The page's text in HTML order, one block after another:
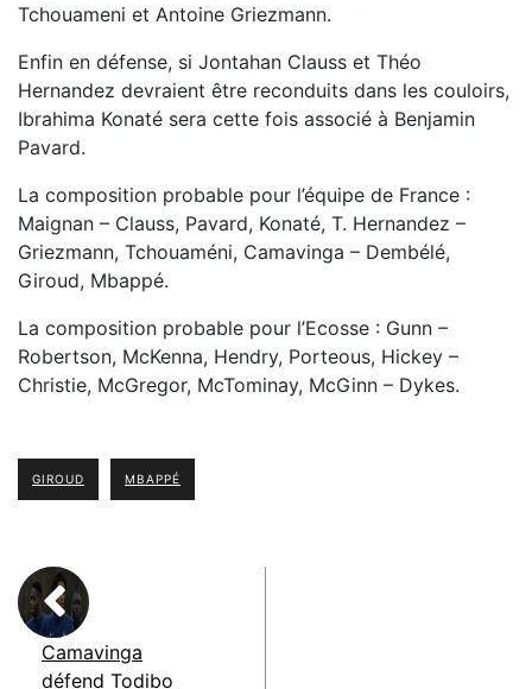
Tchouameni et Antoine Griezmann.
Enfin en défense, si Jontahan Clauss et Théo
Hernandez devraient être reconduits dans les couloirs,
Ibrahima Konaté sera cette fois associé à Benjamin
Pavard.
La composition probable pour l’équipe de France :
Maignan – Clauss, Pavard, Konaté, T. Hernandez –
Griezmann, Tchouaméni, Camavinga – Dembélé,
Giroud, Mbappé.
La composition probable pour l’Ecosse : Gunn –
Robertson, McKenna, Hendry, Porteous, Hickey –
Christie, McGregor, McTominay, McGinn – Dykes.
GIROUD MBAPPÉ
Camavinga
défend Todibo